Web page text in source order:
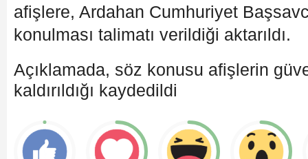
afişlere, Ardahan Cumhuriyet
konulması talimatı verildiği aktarıldı.
Açıklamada, söz konusu afişlerin
kaldırıldığı kaydedildi